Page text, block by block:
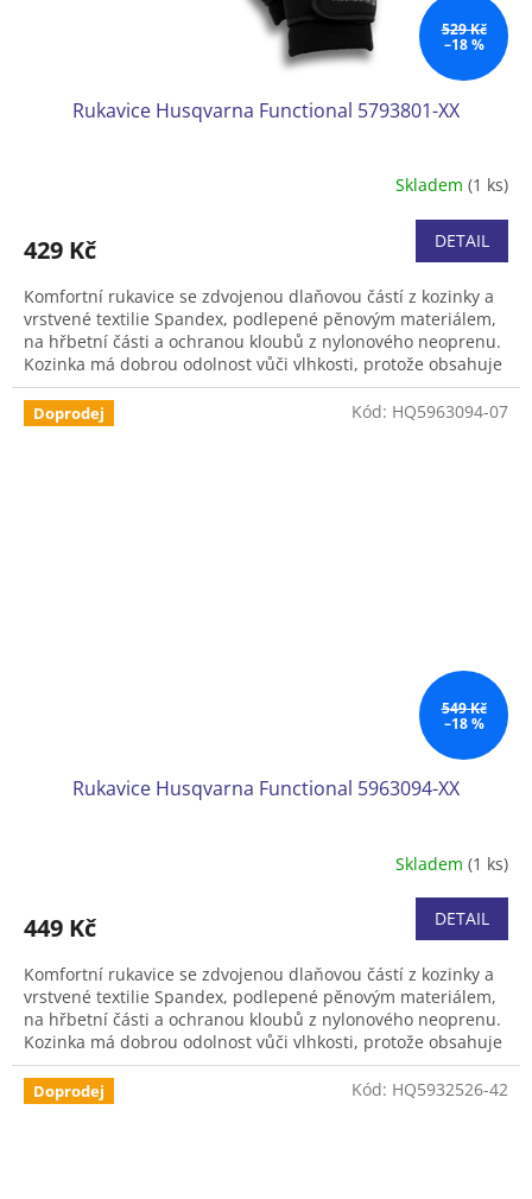
529 Kč
–18 %
Rukavice Husqvarna Functional 5793801-XX
Skladem (1 ks)
429 Kč DETAIL
Komfortní rukavice se zdvojenou dlaňovou částí z kozinky a
vrstvené textilie Spandex, podlepené pěnovým materiálem,
na hřbetní části a ochranou kloubů z nylonového neoprenu.
Kozinka má dobrou odolnost vůči vlhkosti, protože obsahuje
přírodní tuk, a je proto vhodná pro náročné používání.
Pletené manžety a suchý zip usnadňují nasazení rukavic a
poskytují potřebné pohodlí..
Doprodej
549 Kč
–18 %
Rukavice Husqvarna Functional 5963094-XX
Skladem (1 ks)
449 Kč DETAIL
Komfortní rukavice se zdvojenou dlaňovou částí z kozinky a
vrstvené textilie Spandex, podlepené pěnovým materiálem,
na hřbetní části a ochranou kloubů z nylonového neoprenu.
Kozinka má dobrou odolnost vůči vlhkosti, protože obsahuje
přírodní tuk, a je proto vhodná pro náročné používání.
Pletené manžety a suchý zip usnadňují nasazení rukavic a
poskytují potřebné pohodlí..
Kód: HQ5963094-07
Doprodej Kód: HQ5932526-42